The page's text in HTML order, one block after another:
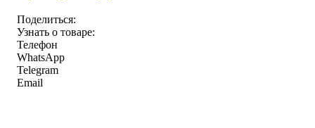
Поделиться:
Узнать о товаре:
Телефон
WhatsApp
Telegram
Email